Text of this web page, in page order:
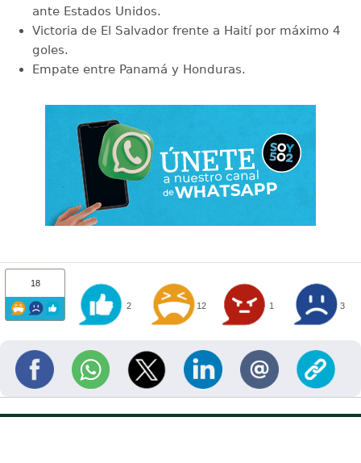
ante Estados Unidos.
Victoria de El Salvador frente a Haití por máximo 4
goles.
Empate entre Panamá y Honduras.
18
2 12 1 3